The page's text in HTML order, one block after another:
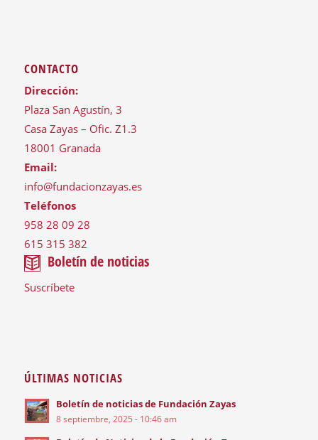
CONTACTO
Dirección:
Plaza San Agustín, 3
Casa Zayas – Ofic. Z1.3
18001 Granada
Email:
info@fundacionzayas.es
Teléfonos
958 28 09 28
615 315 382
Boletín de noticias
Suscríbete
ÚLTIMAS NOTICIAS
Boletín de noticias de Fundación Zayas
8 septiembre, 2025 - 10:46 am